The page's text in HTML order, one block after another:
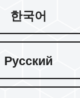
키지로 2개의
치에 가장 적
한국어
Русский